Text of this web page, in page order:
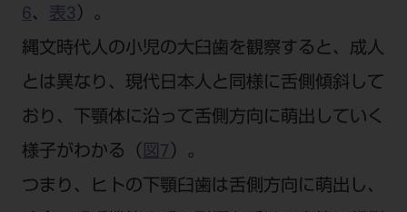
6、 表3 ）。
縄文時代人の小児の大臼歯を観察すると、成人
とは異なり、現代日本人と同様に舌側傾斜して
おり、下顎体に沿って舌側方向に萌出していく
様子がわかる（ 図7 ）。
つまり、ヒトの下顎臼歯は舌側方向に萌出し、